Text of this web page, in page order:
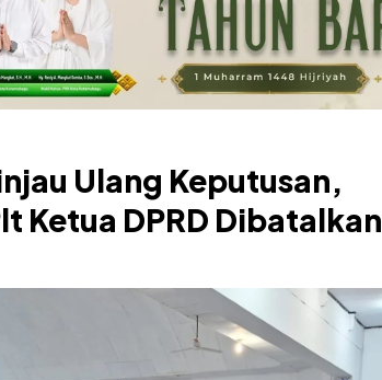
Ulang Keputusan,
Ketua DPRD Dibatalkan